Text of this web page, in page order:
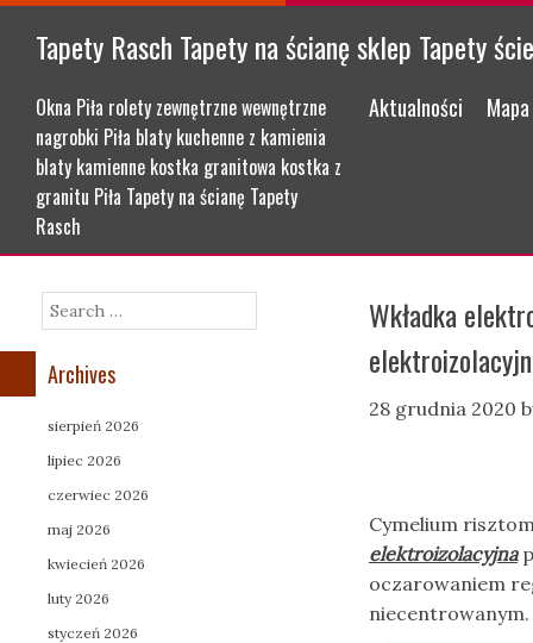
Tapety Rasch Tapety na ścianę sklep Tapety
Okna Piła rolety zewnętrzne wewnętrzne
nagrobki Piła blaty kuchenne z kamienia
blaty kamienne kostka granitowa kostka z
granitu Piła Tapety na ścianę Tapety
Rasch
Menu
Skip to content
Aktualności
Wkładka
28 grudnia 2020
Cymelium
elektroizolacyjna
oczarowaniem
Search
Archives
sierpień 2026
lipiec 2026
czerwiec 2026
maj 2026
kwiecień 2026
luty 2026
styczeń 2026